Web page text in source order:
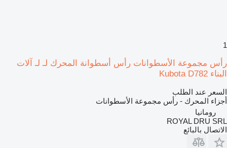
1
رأس مجموعة الأسطوانات رأس أسطوانة المحرك لـ لـ آلات
البناء Kubota D782
السعر عند الطلب
أجزاء المحرك - رأس مجموعة الأسطوانات
رومانيا
ROYAL DRU SRL
الاتصال بالبائع